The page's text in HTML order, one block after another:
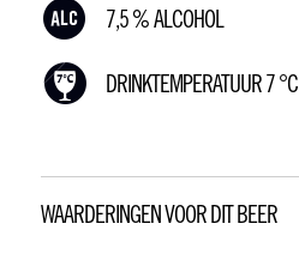
7,5 % ALCOHOL
DRINKTEMPERATUUR 7 °C
WAARDERINGEN VOOR DIT BEER